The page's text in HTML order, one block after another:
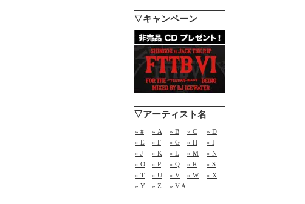
▽キャンペーン
▽アーティスト名
» # » A » B » C
» D
» E
» F » G » H
» I
» J
» K » L » M
» N
» O
» P » Q » R
» S
» T
» U » V » W
» X
» Y
» Z » V.A